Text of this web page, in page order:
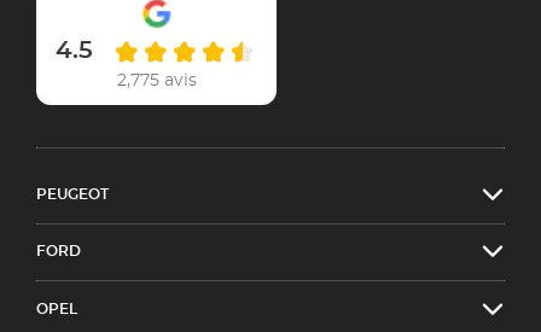
4.5
2,775 avis
PEUGEOT
FORD
OPEL